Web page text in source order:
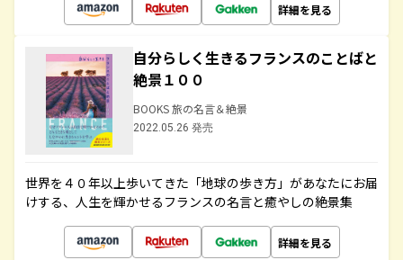
詳細を見る
自分らしく生きるフランスのことばと
絶景１００
BOOKS 旅の名言＆絶景
2022.05.26 発売
世界を４０年以上歩いてきた「地球の歩き方」があなたにお届
けする、人生を輝かせるフランスの名言と癒やしの絶景集
詳細を見る